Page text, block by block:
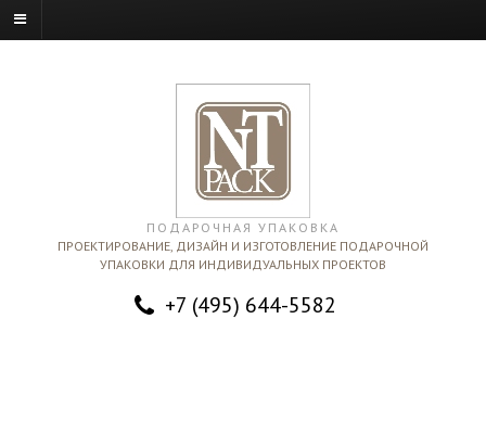
ПОДАРОЧНАЯ УПАКОВКА
ПРОЕКТИРОВАНИЕ, ДИЗАЙН И ИЗГОТОВЛЕНИЕ ПОДАРОЧНОЙ
УПАКОВКИ ДЛЯ ИНДИВИДУАЛЬНЫХ ПРОЕКТОВ
+7 (495) 644-5582